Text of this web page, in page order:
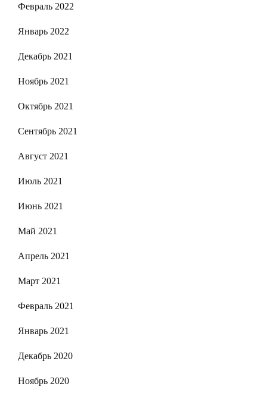
Февраль 2022
Январь 2022
Декабрь 2021
Ноябрь 2021
Октябрь 2021
Сентябрь 2021
Август 2021
Июль 2021
Июнь 2021
Май 2021
Апрель 2021
Март 2021
Февраль 2021
Январь 2021
Декабрь 2020
Ноябрь 2020